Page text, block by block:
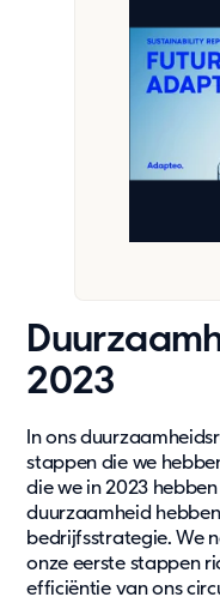
2023
In ons
stappen die we
die we in 2023
duurzaamheid
bedrijfsstrategie. We
onze eerste stappen
efficiëntie van ons